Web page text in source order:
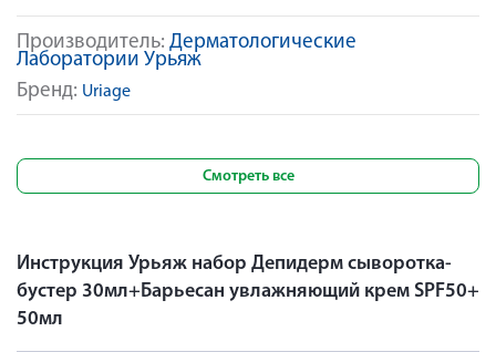
Производитель: Дерматологические
Лаборатории Урьяж
Бренд: Uriage
Смотреть все
Инструкция Урьяж набор Депидерм сыворотка-
бустер 30мл+Барьесан увлажняющий крем SPF50+
50мл